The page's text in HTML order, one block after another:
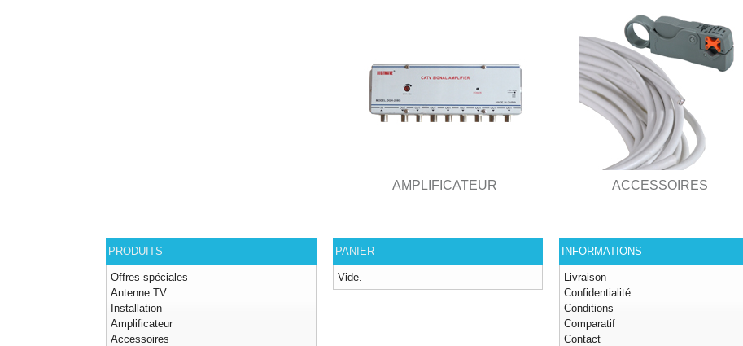
AMPLIFICATEUR ACCESSOIRES
PRODUITS
Offres spéciales
Antenne TV
Installation
Amplificateur
Accessoires
PANIER
Vide.
INFORMATIONS
Livraison
Confidentialité
Conditions
Comparatif
Contact